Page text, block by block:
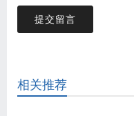
提交留言
相关推荐